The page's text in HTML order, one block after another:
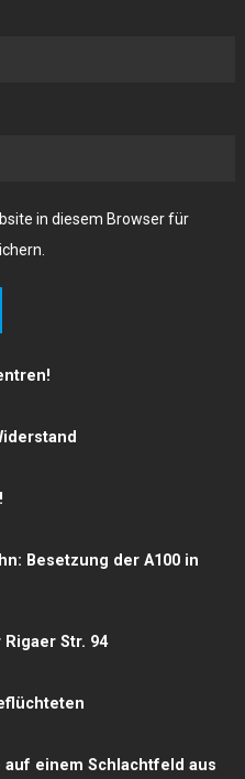
in diesem Browser für
Besetzung der A100 in
Str. 94
auf einem Schlachtfeld aus